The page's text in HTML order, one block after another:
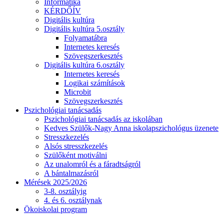
Informatika
KÉRDŐÍV
Digitális kultúra
Digitális kultúra 5.osztály
Folyamatábra
Internetes keresés
Szövegszerkesztés
Digitális kultúra 6.osztály
Internetes keresés
Logikai számítások
Microbit
Szövegszerkesztés
Pszichológiai tanácsadás
Pszichológiai tanácsadás az iskolában
Kedves Szülők-Nagy Anna iskolapszichológus üzenete
Stresszkezelés
Alsós stresszkezelés
Szülőként motiválni
Az unalomról és a fáradtságról
A bántalmazásról
Mérések 2025/2026
3-8. osztályig
4. és 6. osztálynak
Ökoiskolai program